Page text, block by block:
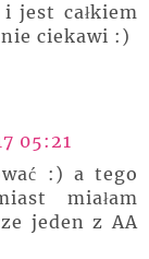
jest całkiem
ciekawi :)
05:21
:) a tego
miałam
jeden z AA